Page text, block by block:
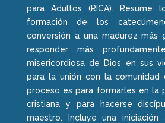
para Adultos (RICA). Resume
formación de los
conversión a una madurez más
responder más
misericordiosa de Dios en sus
para la unión con la comunidad
proceso es para formarles en la
cristiana y para hacerse
maestro. Incluye una